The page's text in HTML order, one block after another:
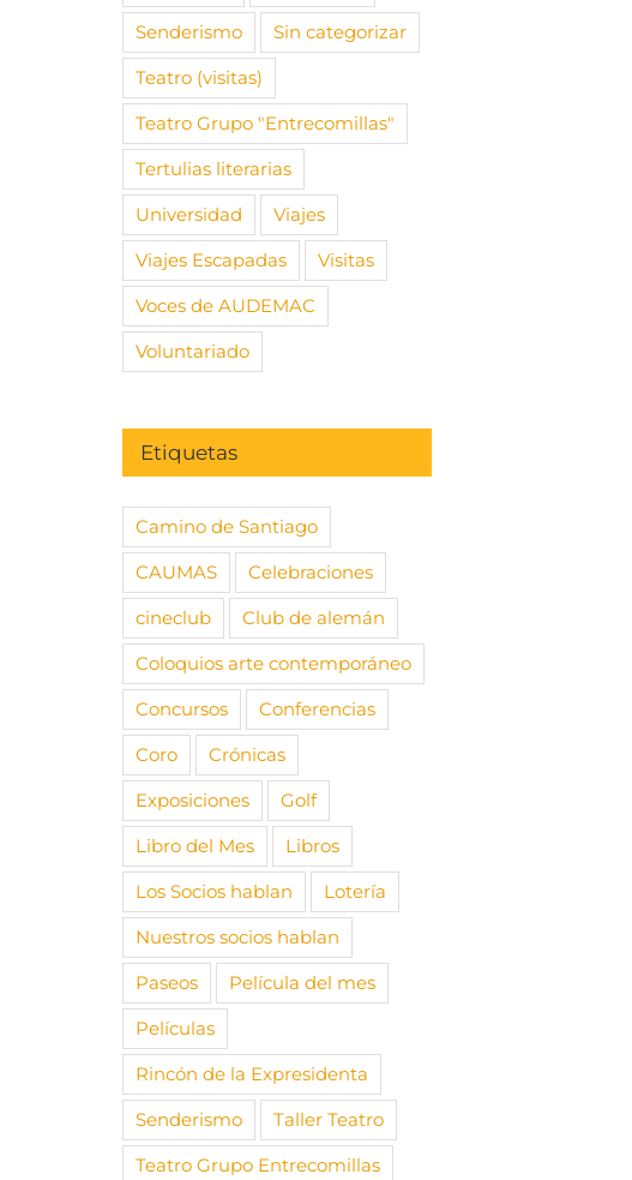
Primera Tertulia Literaria
de este curso
25 septiembre, 2025 | Sin
Convocatoria de la Cuarta
Tertulia Literaria de este
curso
16 abril, 2025 |
comentarios
Senderismo
Sin categorizar
Teatro (visitas)
Teatro Grupo "Entrecomillas"
Tertulias literarias
Universidad
Viajes
Viajes Escapadas
Visitas
Voces de AUDEMAC
Voluntariado
Etiquetas
Camino de Santiago
CAUMAS
Celebraciones
cineclub
Club de alemán
Coloquios arte contemporáneo
Concursos
Conferencias
Coro
Crónicas
Exposiciones
Golf
Libro del Mes
Libros
Los Socios hablan
Lotería
Nuestros socios hablan
Paseos
Película del mes
Películas
Rincón de la Expresidenta
Senderismo
Taller Teatro
Teatro Grupo Entrecomillas